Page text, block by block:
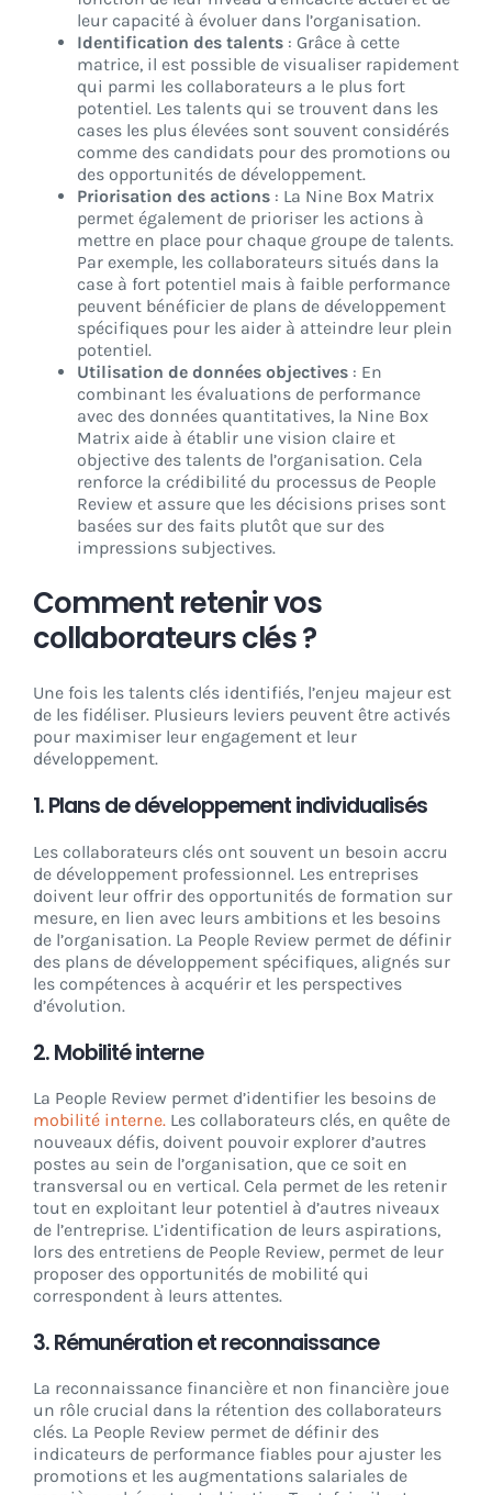
leur capacité à évoluer dans l’organisation.
Identification des talents : Grâce à cette
matrice, il est possible de visualiser rapidement
qui parmi les collaborateurs a le plus fort
potentiel. Les talents qui se trouvent dans les
cases les plus élevées sont souvent considérés
comme des candidats pour des promotions ou
des opportunités de développement.
Priorisation des actions : La Nine Box Matrix
permet également de prioriser les actions à
mettre en place pour chaque groupe de talents.
Par exemple, les collaborateurs situés dans la
case à fort potentiel mais à faible performance
peuvent bénéficier de plans de développement
spécifiques pour les aider à atteindre leur plein
potentiel.
Utilisation de données objectives : En
combinant les évaluations de performance
avec des données quantitatives, la Nine Box
Matrix aide à établir une vision claire et
objective des talents de l’organisation. Cela
renforce la crédibilité du processus de People
Review et assure que les décisions prises sont
basées sur des faits plutôt que sur des
impressions subjectives.
Comment retenir vos
collaborateurs clés ?
Une fois les talents clés identifiés, l’enjeu majeur est
de les fidéliser. Plusieurs leviers peuvent être activés
pour maximiser leur engagement et leur
développement.
1.Plans de développement individualisés
Les collaborateurs clés ont souvent un besoin accru
de développement professionnel. Les entreprises
doivent leur offrir des opportunités de formation sur
mesure, en lien avec leurs ambitions et les besoins
de l’organisation. La People Review permet de définir
des plans de développement spécifiques, alignés sur
les compétences à acquérir et les perspectives
d’évolution.
2.Mobilité interne
La People Review permet d’identifier les besoins de
mobilité interne. Les collaborateurs clés, en quête de
nouveaux défis, doivent pouvoir explorer d’autres
postes au sein de l’organisation, que ce soit en
transversal ou en vertical. Cela permet de les retenir
tout en exploitant leur potentiel à d’autres niveaux
de l’entreprise. L’identification de leurs aspirations,
lors des entretiens de People Review, permet de leur
proposer des opportunités de mobilité qui
correspondent à leurs attentes.
3.Rémunération et reconnaissance
La reconnaissance financière et non financière joue
un rôle crucial dans la rétention des collaborateurs
clés. La People Review permet de définir des
indicateurs de performance fiables pour ajuster les
promotions et les augmentations salariales de